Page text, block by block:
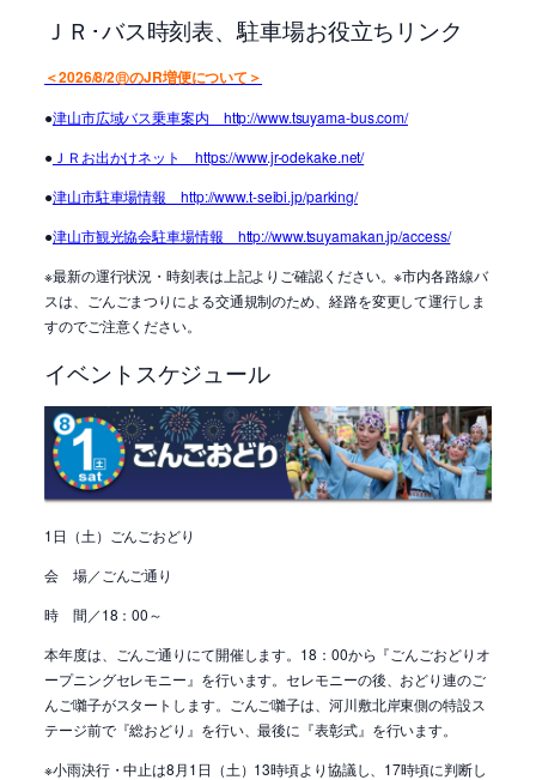
ＪＲ･バス時刻表、駐車場お役立ちリンク
＜2026/8/2㊐のJR増便について＞
●津山市広域バス乗車案内 http://www.tsuyama-bus.com/
●ＪＲお出かけネット https://www.jr-odekake.net/
●津山市駐車場情報 http://www.t-seibi.jp/parking/
●津山市観光協会駐車場情報 http://www.tsuyamakan.jp/access/
※最新の運行状況・時刻表は上記よりご確認ください。※市内各路線バ
スは、ごんごまつりによる交通規制のため、経路を変更して運行しま
すのでご注意ください。
イベントスケジュール
1日（土）ごんごおどり
会 場／ごんご通り
時 間／18：00～
本年度は、ごんご通りにて開催します。18：00から『ごんごおどりオ
ープニングセレモニー』を行います。セレモニーの後、おどり連のご
んご囃子がスタートします。ごんご囃子は、河川敷北岸東側の特設ス
テージ前で『総おどり』を行い、最後に『表彰式』を行います。
※小雨決行・中止は8月1日（土）13時頃より協議し、17時頃に判断し